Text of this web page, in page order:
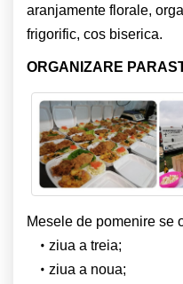
aranjamente florale,
frigorific, cos biserica.
ORGANIZARE
Mesele de pomenire se
ziua a treia;
ziua a noua;